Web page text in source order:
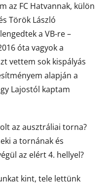
az FC Hatvannak, külön
Török László
a VB-re –
óta vagyok a
vettem sok kispályás
alapján a
Lajostól kaptam
az ausztráliai torna?
a tornának és
az elért 4. hellyel?
kint, tele lettünk